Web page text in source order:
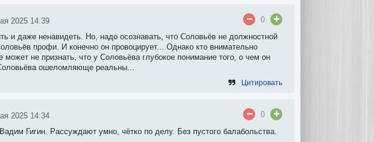
2025 14:39
0
и даже ненавидеть. Но, надо осознавать, что Соловьёв не должностной
профи. И конечно он провоцирует... Однако кто внимательно
может не признать, что у Соловьёва глубокое понимание того, о чем он
ошеломляюще реальны...
Цитировать
2025 14:34
0
Гигин. Рассуждают умно, чётко по делу. Без пустого балабольства.